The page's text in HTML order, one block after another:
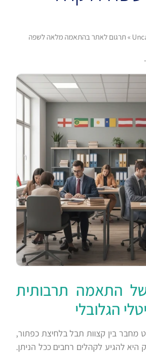
»תרגום לאתר בהתאמה מלאה לשפה
התאמה תרבותית
הגלובלי
מחבר בין קצוות תבל בלחיצת כפתור,
להגיע לקהלים רחבים ככל הניתן.